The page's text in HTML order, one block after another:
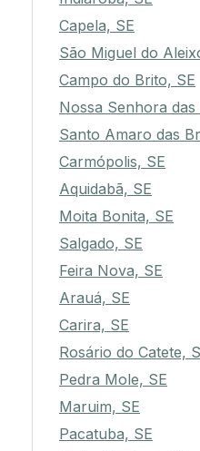
Capela, SE
São Miguel do
Campo do Brito, SE
Nossa Senhora das
Santo Amaro das
Carmópolis, SE
Aquidabã, SE
Moita Bonita, SE
Salgado, SE
Feira Nova, SE
Arauá, SE
Carira, SE
Rosário do Catete,
Pedra Mole, SE
Maruim, SE
Pacatuba, SE